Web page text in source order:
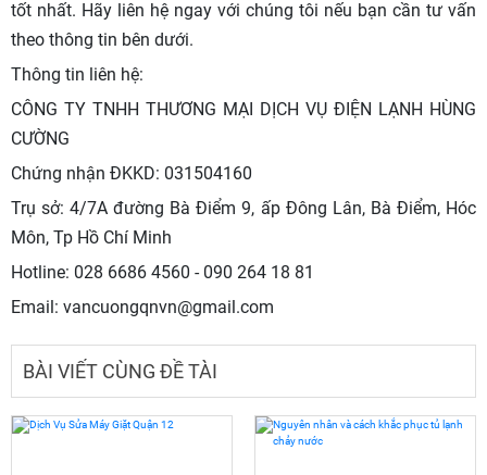
tốt nhất. Hãy liên hệ ngay với chúng tôi nếu bạn cần tư vấn
theo thông tin bên dưới.
Thông tin liên hệ:
CÔNG TY TNHH THƯƠNG MẠI DỊCH VỤ ĐIỆN LẠNH HÙNG
CƯỜNG
Chứng nhận ĐKKD: 031504160
Trụ sở: 4/7A đường Bà Điểm 9, ấp Đông Lân, Bà Điểm, Hóc
Môn, Tp Hồ Chí Minh
Hotline: 028 6686 4560 - 090 264 18 81
Email: vancuongqnvn@gmail.com
BÀI VIẾT CÙNG ĐỀ TÀI